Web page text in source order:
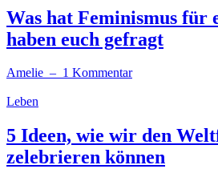
Was hat Feminismus für
haben euch gefragt
Amelie – 1 Kommentar
Leben
5 Ideen, wie wir den
zelebrieren können